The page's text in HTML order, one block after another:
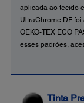
aplicada ao tecido
UltraChrome DF
OEKO-TEX ECO
esses padrões,
Tinta